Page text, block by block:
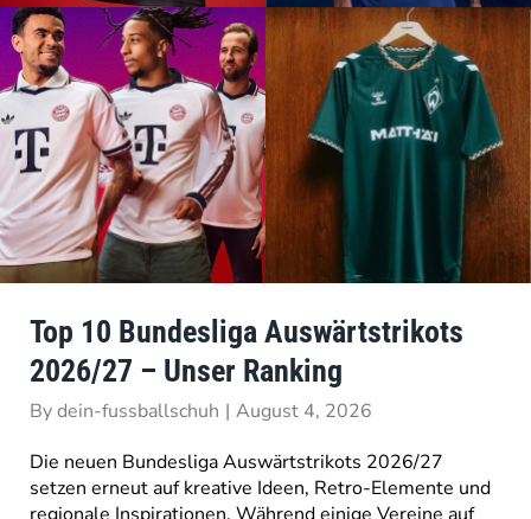
Top 10 Bundesliga Auswärtstrikots
2026/27 – Unser Ranking
Bydein-fussballschuh | August 4, 2026
Die neuen Bundesliga Auswärtstrikots 2026/27
setzen erneut auf kreative Ideen, Retro-Elemente und
regionale Inspirationen. Während einige Vereine auf